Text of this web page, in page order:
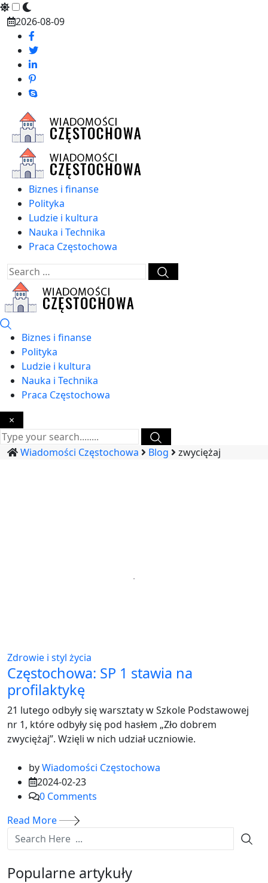
Skip
content
2026-08-09
Biznes i finanse
Polityka
Ludzie i kultura
Nauka i Technika
Praca Częstochowa
Biznes i finanse
Polityka
Ludzie i kultura
Nauka i Technika
Praca Częstochowa
×
Wiadomości Częstochowa Blog zwyciężaj
Zdrowie i styl życia
Częstochowa: SP 1 stawia na
profilaktykę
21 lutego odbyły się warsztaty w Szkole Podstawowej
nr 1, które odbyły się pod hasłem „Zło dobrem
zwyciężaj”. Wzięli w nich udział uczniowie.
byWiadomości Częstochowa
2024-02-23
0 Comments
Read More
Popularne artykuły